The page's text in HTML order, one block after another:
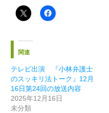
関連
テレビ出演 『小林弁護士
のスッキリ法トーク』12月
16日第24回の放送内容
2025年12月16日
未分類